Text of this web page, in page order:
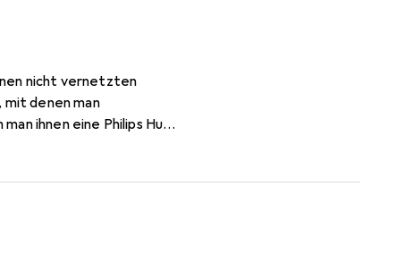
nicht vernetzten
denen man
ihnen eine Philips Hue-